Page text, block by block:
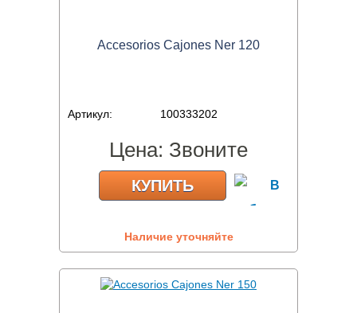
Accesorios Cajones Ner 120
Артикул: 100333202
Цена: Звоните
КУПИТЬ
Наличие уточняйте